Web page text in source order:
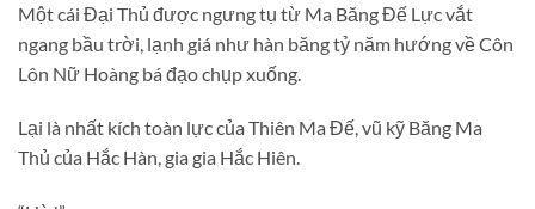
Một cái Đại Thủ được ngưng tụ từ Ma Băng Đế Lực vắt
ngang bầu trời, lạnh giá như hàn băng tỷ năm hướng về Côn
Lôn Nữ Hoàng bá đạo chụp xuống.
Lại là nhất kích toàn lực của Thiên Ma Đế, vũ kỹ Băng Ma
Thủ của Hắc Hàn, gia gia Hắc Hiên.